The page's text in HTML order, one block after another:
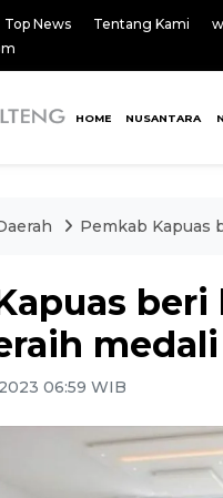
Top News Tentang Kami
HOME NUSANTARA
Pemkab Kapuas
medali
06:59 WIB